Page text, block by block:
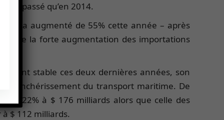
dépassé qu’en 2014.
a augmenté de 55% cette année – après
de la forte augmentation des importations
stable ces deux dernières années, son
renchérissement du transport maritime. De
de 22% à $ 176 milliards alors que celle des
$ 112 milliards.